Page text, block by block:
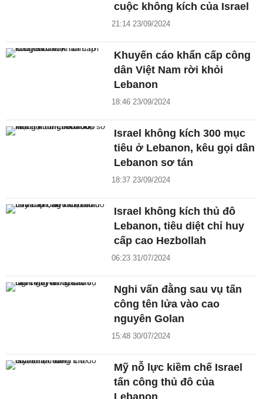
cuộc không kích của Israel
21:14 23/09/2024
Khuyến cáo khẩn cấp công
dân Việt Nam rời khỏi
Lebanon
18:46 23/09/2024
Israel không kích 300 mục
tiêu ở Lebanon, kêu gọi dân
Lebanon sơ tán
18:37 23/09/2024
Israel không kích thủ đô
Lebanon, tiêu diệt chỉ huy
cấp cao Hezbollah
06:23 31/07/2024
Nghi vấn đằng sau vụ tấn
công tên lửa vào cao
nguyên Golan
15:48 30/07/2024
Mỹ nỗ lực kiềm chế Israel
tấn công thủ đô của